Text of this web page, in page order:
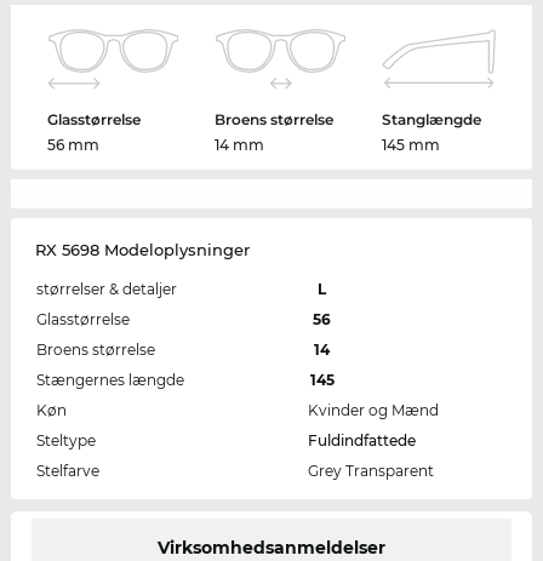
Glasstørrelse
56 mm
Broens størrelse
14 mm
Stanglængde
145 mm
RX 5698 Modeloplysninger
størrelser & detaljer
L
Glasstørrelse
56
Broens størrelse
14
Stængernes længde
145
Køn
Kvinder og Mænd
Steltype
Fuldindfattede
Stelfarve
Grey Transparent
Virksomhedsanmeldelser